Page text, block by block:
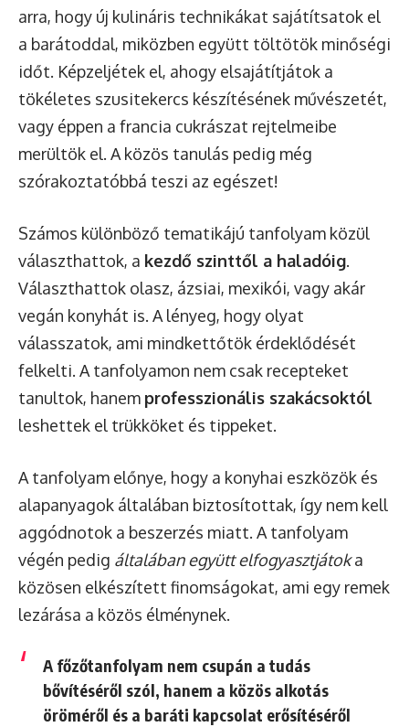
arra, hogy új kulináris technikákat sajátítsatok el
a barátoddal, miközben együtt töltötök minőségi
időt. Képzeljétek el, ahogy elsajátítjátok a
tökéletes szusitekercs készítésének művészetét,
vagy éppen a francia cukrászat rejtelmeibe
merültök el. A közös tanulás pedig még
szórakoztatóbbá teszi az egészet!
Számos különböző tematikájú tanfolyam közül
választhattok, a kezdő szinttől a haladóig.
Választhattok olasz, ázsiai, mexikói, vagy akár
vegán konyhát is. A lényeg, hogy olyat
válasszatok, ami mindkettőtök érdeklődését
felkelti. A tanfolyamon nem csak recepteket
tanultok, hanem professzionális szakácsoktól
leshettek el trükköket és tippeket.
A tanfolyam előnye, hogy a konyhai eszközök és
alapanyagok általában biztosítottak, így nem kell
aggódnotok a beszerzés miatt. A tanfolyam
végén pedig általában együtt elfogyasztjátoka
közösen elkészített finomságokat, ami egy remek
lezárása a közös élménynek.
A főzőtanfolyam nem csupán a tudás
bővítéséről szól, hanem a közös alkotás
öröméről és a baráti kapcsolat erősítéséről